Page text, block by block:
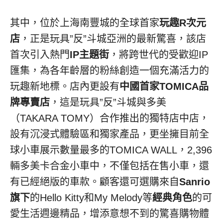
其中，位於上海南豐城的全球首家玩趣R次元
店 ，正是玩具”反”斗城亞洲的最新驚喜，該店
首次引入熱門IP主題街 ，將跨世代的受歡迎IP
匯集，為各年齡層的粉絲創造一個充滿活力的
玩趣新地標。店內更設有中國首家TOMICA品
牌專賣店 ，這是玩具”反”斗城與多美
（TAKARA TOMY）合作推出的獨特店中店，
設有沉浸式體驗區和獨家產品，更坐擁目前全
球小車展示數量最多的TOMICA WALL，2,396
輛多美卡合金小車中，不僅包括在售小車，還
有已經絕版的車款。顧客還可選購來自Sanrio
旗下的Hello Kitty和My Melody等經典角色的可
愛生活週邊精品，增添意想不到的驚喜購物體